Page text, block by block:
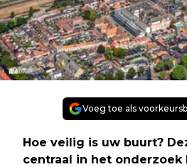
Voeg toe als
Hoe veilig is uw buurt?
centraal in het onderzoek